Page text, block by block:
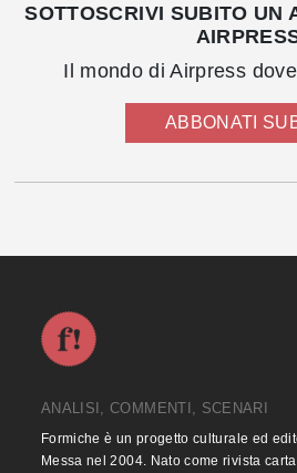
SOTTOSCRIVI SUBITO UN
Il mondo di Airpress
ABBONATI
ANALISI, COMMENTI, SCENARI
Formiche è un progetto culturale ed
Messa nel 2004. Nato come rivista